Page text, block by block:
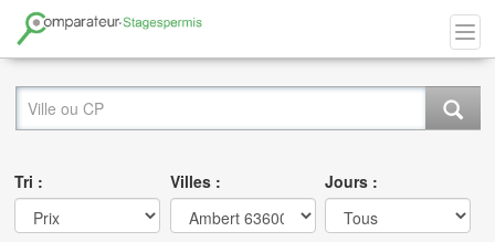
Tri : Villes : Jours :